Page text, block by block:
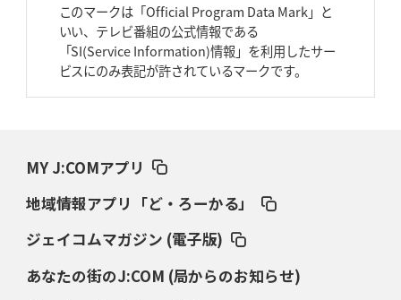
2026年3月26日(木)更新
AZ-COM丸和、リーグワンへ参入決定 「フィールド丸ごと計測機器」の
ダイナボアーズ、“逆輸入SO”三宅駿
「ニュージーランドのフレア（閃
2026年3月5日(木)更新
このマークは「Official Program Data Mark」と
いい、テレビ番組の公式情報である
「SI(Service Information)情報」を利用したサー
ビスにのみ表記が許されているマークです。
MY J:COMアプリ
地域情報アプリ「ど・ろーかる」
ジェイコムマガジン (電子版)
あなたの街のJ:COM (局からのお知らせ)